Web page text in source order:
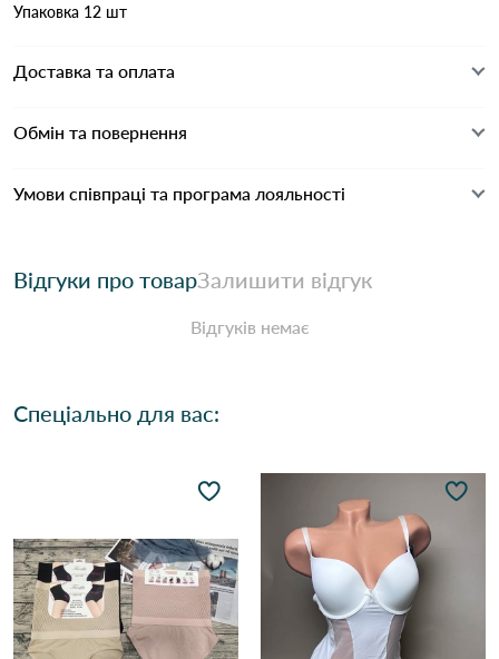
Упаковка 12 шт
Доставка та оплата
Обмін та повернення
Умови співпраці та програма лояльності
Відгуки про товарЗалишити відгук
Відгуків немає
Спеціально для вас: